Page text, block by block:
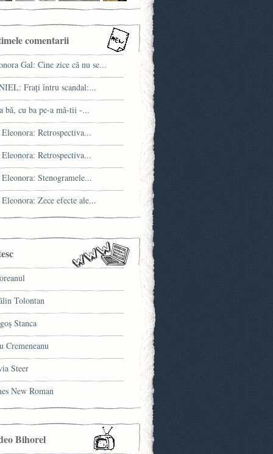
comentarii
Gal: Cine zice că nu se...
Fraţi întru scandal:...
bă, cu ba pe-a mă-tii -...
Retrospectiva...
Retrospectiva...
Stenogramele...
Zece efecte ale...
Tolontan
Stanca
Cremeneanu
Steer
New Roman
Bihorel